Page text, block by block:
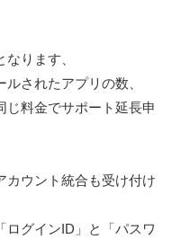
ります、
されたアプリの数、
じ料金でサポート延長申
ウント統合も受け付け
ログインID」と「パスワ